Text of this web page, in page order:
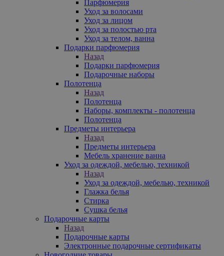
Парфюмерия
Уход за волосами
Уход за лицом
Уход за полостью рта
Уход за телом, ванна
Подарки парфюмерия
Назад
Подарки парфюмерия
Подарочные наборы
Полотенца
Назад
Полотенца
Наборы, комплекты - полотенца
Полотенца
Предметы интерьера
Назад
Предметы интерьера
Мебель хранение ванна
Уход за одеждой, мебелью, техникой
Назад
Уход за одеждой, мебелью, техникой
Глажка белья
Стирка
Сушка белья
Подарочные карты
Назад
Подарочные карты
Электронные подарочные сертификаты